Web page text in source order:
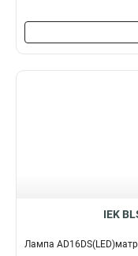
IEK
Лампа